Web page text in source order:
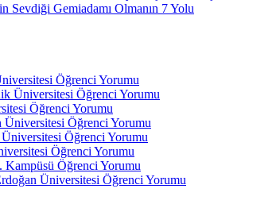
Sevdiği Gemiadamı Olmanın 7 Yolu
Öğrenci Yorumu
Üniversitesi Öğrenci Yorumu
Öğrenci Yorumu
Öğrenci Yorumu
Öğrenci Yorumu
Öğrenci Yorumu
Öğrenci Yorumu
Üniversitesi Öğrenci Yorumu